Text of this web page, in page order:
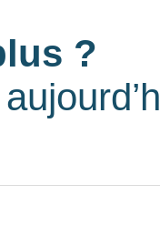
?